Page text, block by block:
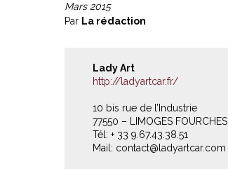
Mars 2015
Par La rédaction
Lady Art
http://ladyartcar.fr/
10 bis rue de l’Industrie
77550 – LIMOGES FOURCHES
Tél: + 33 9.67.43.38.51
Mail: contact@ladyartcar.com